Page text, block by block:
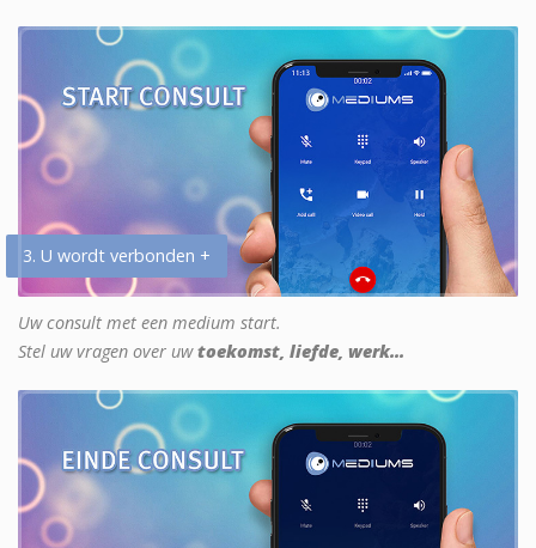
3. U wordt verbonden +
Uw consult met een medium start.
Stel uw vragen over uwtoekomst, liefde, werk...